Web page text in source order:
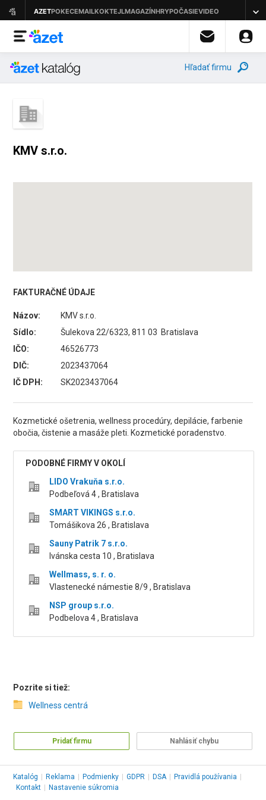
Hľadať firmu
KMV s.r.o.
FAKTURAČNÉ ÚDAJE
Názov:
KMV s.r.o.
Sídlo:
Šulekova 22/6323, 811 03 Bratislava
IČO:
46526773
DIČ:
2023437064
IČ DPH:
SK2023437064
Kozmetické ošetrenia, wellness procedúry, depilácie, farbenie
obočia, čistenie a masáže pleti. Kozmetické poradenstvo.
PODOBNÉ FIRMY V OKOLÍ
LIDO Vrakuňa s.r.o.
Podbeľová 4 , Bratislava
SMART VIKINGS s.r.o.
Tomášikova 26 , Bratislava
Sauny Patrik 7 s.r.o.
Ivánska cesta 10 , Bratislava
Wellmass, s. r. o.
Vlastenecké námestie 8/9 , Bratislava
NSP group s.r.o.
Podbelova 4 , Bratislava
Pozrite si tiež:
Wellness centrá
Pridať firmu Nahlásiť chybu
Katalóg Reklama Podmienky GDPR DSA Pravidlá používania
Kontakt
Nastavenie súkromia